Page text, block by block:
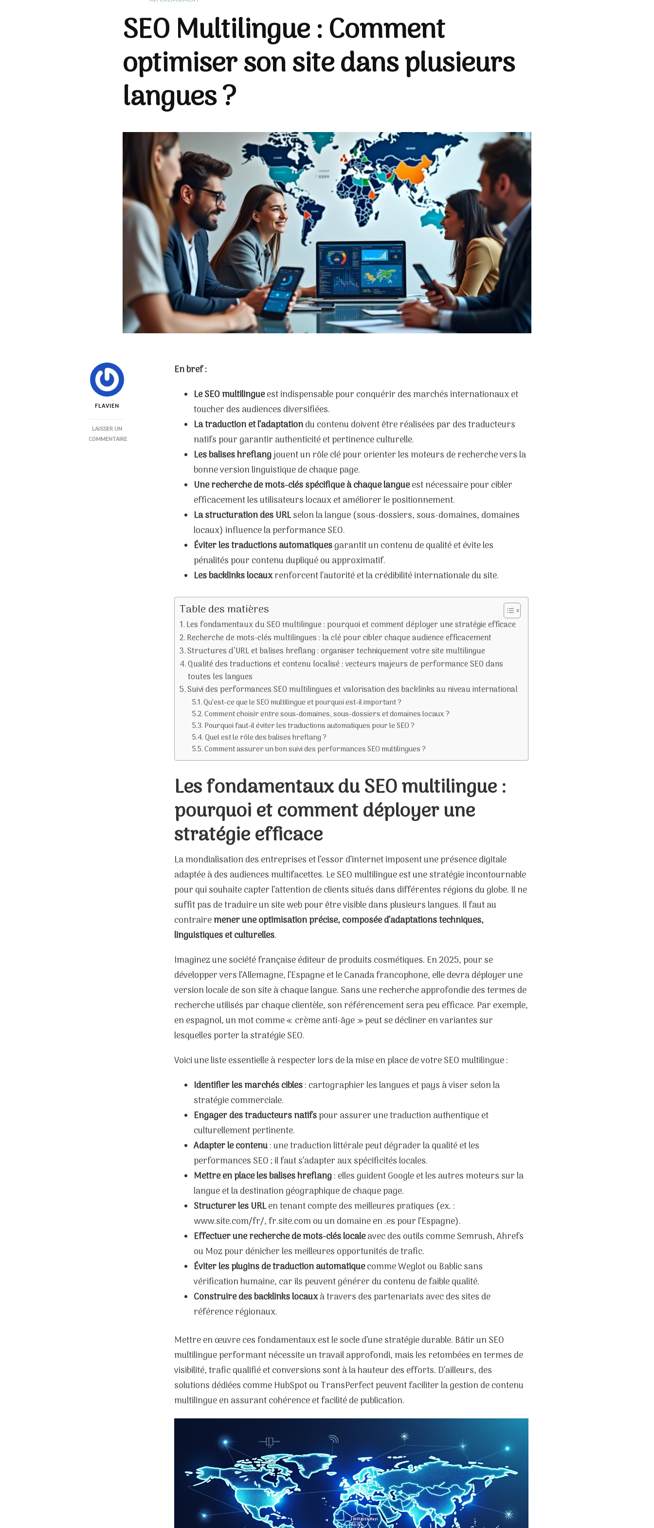
SEO Multilingue : Comment
optimiser son site dans plusieurs
langues ?
FLAVIEN
LAISSER UN
COMMENTAIRE
En bref :
Le SEO multilingueest indispensable pour conquérir des marchés internationaux et
toucher des audiences diversifiées.
La traduction et l’adaptationdu contenu doivent être réalisées par des traducteurs
natifs pour garantir authenticité et pertinence culturelle.
Les balises hreflangjouent un rôle clé pour orienter les moteurs de recherche vers la
bonne version linguistique de chaque page.
Une recherche de mots-clés spécifique à chaque langueest nécessaire pour cibler
efficacement les utilisateurs locaux et améliorer le positionnement.
La structuration des URLselon la langue (sous-dossiers, sous-domaines, domaines
locaux) influence la performance SEO.
Éviter les traductions automatiquesgarantit un contenu de qualité et évite les
pénalités pour contenu dupliqué ou approximatif.
Les backlinks locauxrenforcent l’autorité et la crédibilité internationale du site.
Table des matières
Les fondamentaux du SEO multilingue : pourquoi et comment déployer une stratégie efficace
Recherche de mots-clés multilingues : la clé pour cibler chaque audience efficacement
Structures d’URL et balises hreflang : organiser techniquement votre site multilingue
Qualité des traductions et contenu localisé : vecteurs majeurs de performance SEO dans
toutes les langues
Suivi des performances SEO multilingues et valorisation des backlinks au niveau international
Qu’est-ce que le SEO multilingue et pourquoi est-il important ?
Comment choisir entre sous-domaines, sous-dossiers et domaines locaux ?
Pourquoi faut-il éviter les traductions automatiques pour le SEO ?
Quel est le rôle des balises hreflang ?
Comment assurer un bon suivi des performances SEO multilingues ?
Les fondamentaux du SEO multilingue :
pourquoi et comment déployer une
stratégie efficace
La mondialisation des entreprises et l’essor d’internet imposent une présence digitale
adaptée à des audiences multifacettes. Le SEO multilingue est une stratégie incontournable
pour qui souhaite capter l’attention de clients situés dans différentes régions du globe. Il ne
suffit pas de traduire un site web pour être visible dans plusieurs langues. Il faut au
contrairemener une optimisation précise, composée d’adaptations techniques,
linguistiques et culturelles.
Imaginez une société française éditeur de produits cosmétiques. En 2025, pour se
développer vers l’Allemagne, l’Espagne et le Canada francophone, elle devra déployer une
version locale de son site à chaque langue. Sans une recherche approfondie des termes de
recherche utilisés par chaque clientèle, son référencement sera peu efficace. Par exemple,
en espagnol, un mot comme « crème anti-âge » peut se décliner en variantes sur
lesquelles porter la stratégie SEO.
Voici une liste essentielle à respecter lors de la mise en place de votre SEO multilingue :
Identifier les marchés cibles: cartographier les langues et pays à viser selon la
stratégie commerciale.
Engager des traducteurs natifspour assurer une traduction authentique et
culturellement pertinente.
Adapter le contenu: une traduction littérale peut dégrader la qualité et les
performances SEO ; il faut s’adapter aux spécificités locales.
Mettre en place les balises hreflang: elles guident Google et les autres moteurs sur la
langue et la destination géographique de chaque page.
Structurer les URLen tenant compte des meilleures pratiques (ex. :
www.site.com/fr/, fr.site.com ou un domaine en .es pour l’Espagne).
Effectuer une recherche de mots-clés localeavec des outils comme Semrush, Ahrefs
ou Moz pour dénicher les meilleures opportunités de trafic.
Éviter les plugins de traduction automatiquecomme Weglot ou Bablic sans
vérification humaine, car ils peuvent générer du contenu de faible qualité.
Construire des backlinks locauxà travers des partenariats avec des sites de
référence régionaux.
Mettre en œuvre ces fondamentaux est le socle d’une stratégie durable. Bâtir un SEO
multilingue performant nécessite un travail approfondi, mais les retombées en termes de
visibilité, trafic qualifié et conversions sont à la hauteur des efforts. D’ailleurs, des
solutions dédiées comme HubSpot ou TransPerfect peuvent faciliter la gestion de contenu
multilingue en assurant cohérence et facilité de publication.